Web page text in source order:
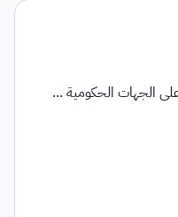
توفر الخدمة معلومات شاملة حول